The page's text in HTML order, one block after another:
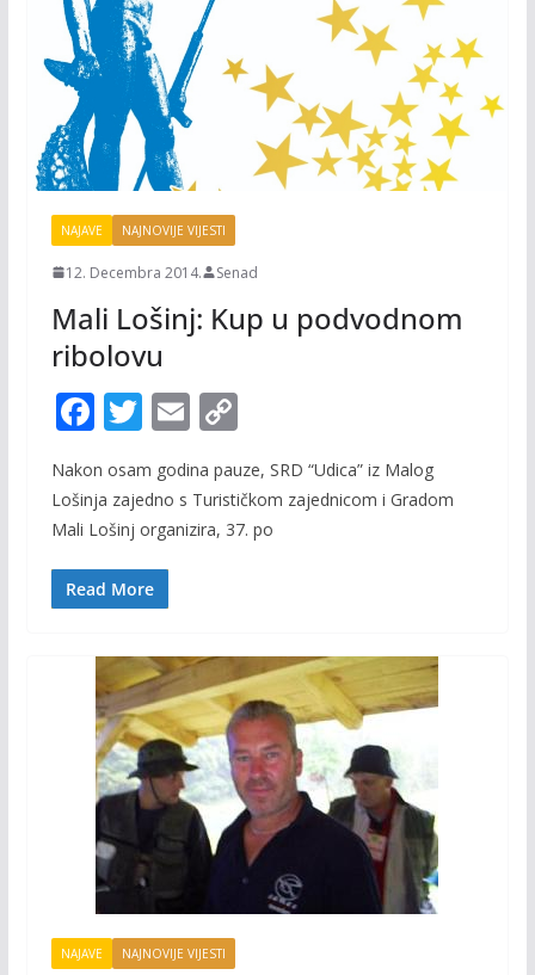
NAJAVE NAJNOVIJE VIJESTI
12. Decembra 2014. Senad
Mali Lošinj: Kup u podvodnom
ribolovu
F
e
b
o
o
T
itt
er
E
ai
l
C
p
y
Nakon osam godina pauze, SRD “Udica” iz Malog
Lošinja zajedno s Turističkom zajednicom i Gradom
Mali Lošinj organizira, 37. po
Read More
NAJAVE NAJNOVIJE VIJESTI